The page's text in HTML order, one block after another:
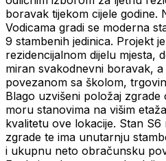
boravak tijekom cijele godine.
Vodicama gradi se moderna
9 stambenih jedinica. Projekt
rezidencijalnom dijelu mjesta,
miran svakodnevni boravak,
povezanom sa školom,
Blago uzvišeni položaj
moru stanovima na višim
kvalitetu ove lokacije. Stan
zgrade te ima unutarnju
i ukupnu neto obračunsku